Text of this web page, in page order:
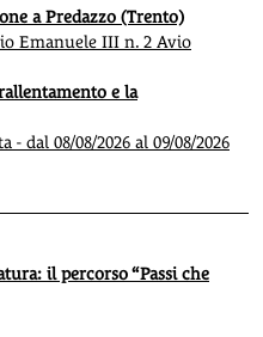
a Predazzo (Trento)
Emanuele III n. 2 Avio
e la
dal 08/08/2026 al 09/08/2026
il percorso “Passi che